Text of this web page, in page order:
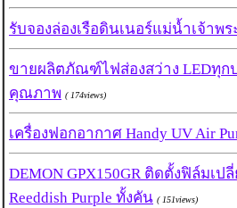
รับจองล่องเรือดินเนอร์แม่น้ำเจ้าพ
ขายผลิตภัณฑ์ไฟส่องสว่าง LEDทุก
คุณภาพ ( 174views)
เครื่องฟอกอากาศ Handy UV Air
DEMON GPX150GR ติดตั้งฟิล์มเป
Reeddish Purple ทั้งคัน ( 151views)